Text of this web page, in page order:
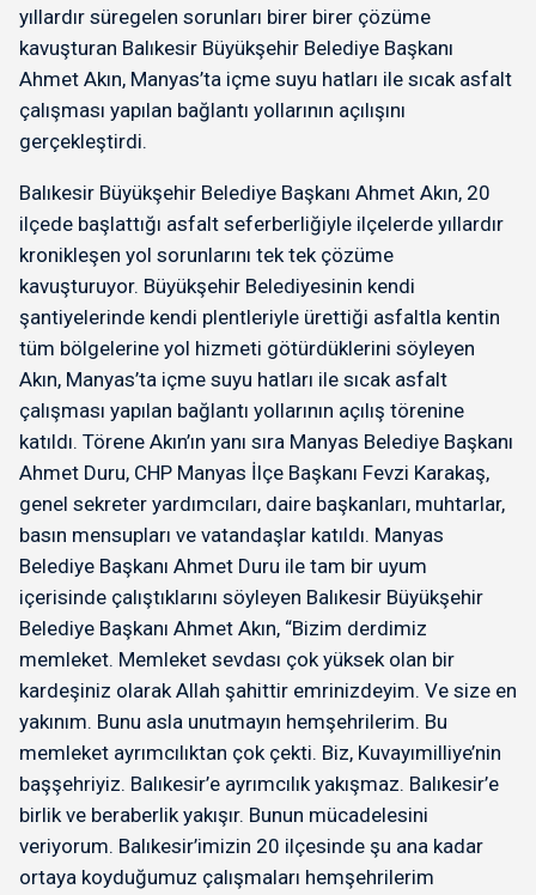
yıllardır süregelen sorunları birer birer çözüme
kavuşturan Balıkesir Büyükşehir Belediye Başkanı
Ahmet Akın, Manyas’ta içme suyu hatları ile sıcak asfalt
çalışması yapılan bağlantı yollarının açılışını
gerçekleştirdi.
Balıkesir Büyükşehir Belediye Başkanı Ahmet Akın, 20
ilçede başlattığı asfalt seferberliğiyle ilçelerde yıllardır
kronikleşen yol sorunlarını tek tek çözüme
kavuşturuyor. Büyükşehir Belediyesinin kendi
şantiyelerinde kendi plentleriyle ürettiği asfaltla kentin
tüm bölgelerine yol hizmeti götürdüklerini söyleyen
Akın, Manyas’ta içme suyu hatları ile sıcak asfalt
çalışması yapılan bağlantı yollarının açılış törenine
katıldı. Törene Akın’ın yanı sıra Manyas Belediye Başkanı
Ahmet Duru, CHP Manyas İlçe Başkanı Fevzi Karakaş,
genel sekreter yardımcıları, daire başkanları, muhtarlar,
basın mensupları ve vatandaşlar katıldı. Manyas
Belediye Başkanı Ahmet Duru ile tam bir uyum
içerisinde çalıştıklarını söyleyen Balıkesir Büyükşehir
Belediye Başkanı Ahmet Akın, “Bizim derdimiz
memleket. Memleket sevdası çok yüksek olan bir
kardeşiniz olarak Allah şahittir emrinizdeyim. Ve size en
yakınım. Bunu asla unutmayın hemşehrilerim. Bu
memleket ayrımcılıktan çok çekti. Biz, Kuvayımilliye’nin
başşehriyiz. Balıkesir’e ayrımcılık yakışmaz. Balıkesir’e
birlik ve beraberlik yakışır. Bunun mücadelesini
veriyorum. Balıkesir’imizin 20 ilçesinde şu ana kadar
ortaya koyduğumuz çalışmaları hemşehrilerim